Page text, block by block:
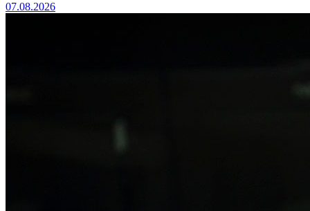
07.08.2026